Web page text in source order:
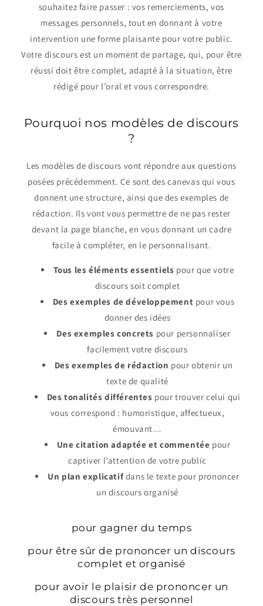
souhaitez faire passer : vos remerciements, vos
messages personnels, tout en donnant à votre
intervention une forme plaisante pour votre public.
Votre discours est un moment de partage, qui, pour être
réussi doit être complet, adapté à la situation, être
rédigé pour l’oral et vous correspondre.
Pourquoi nos modèles de discours
?
Les modèles de discours vont répondre aux questions
posées précédemment. Ce sont des canevas qui vous
donnent une structure, ainsi que des exemples de
rédaction. Ils vont vous permettre de ne pas rester
devant la page blanche, en vous donnant un cadre
facile à compléter, en le personnalisant.
Tous les éléments essentiels pour que votre
discours soit complet
Des exemples de développement pour vous
donner des idées
Des exemples concrets pour personnaliser
facilement votre discours
Des exemples de rédaction pour obtenir un
texte de qualité
Des tonalités différentes pour trouver celui qui
vous correspond : humoristique, affectueux,
émouvant…
Une citation adaptée et commentée pour
captiver l’attention de votre public
Un plan explicatifdans le texte pour prononcer
un discours organisé
pour gagner du temps
pour être sûr de prononcer un discours
complet et organisé
pour avoir le plaisir de prononcer un
discours très personnel